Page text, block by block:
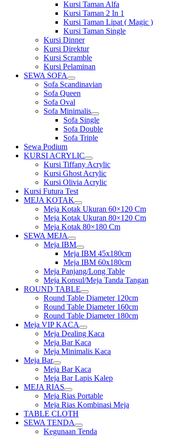
menu
Kursi Taman Alfa
Kursi Taman 2 In 1
Kursi Taman Lipat ( Magic )
Kursi Taman Single
Kursi Dinner
Kursi Direktur
Kursi Scramble
Kursi Pelaminan
SEWA SOFA
Show
sub
menu
Sofa Scandinavian
Sofa Queen
Sofa Oval
Sofa Minimalis
Show
sub
menu
Sofa Single
Sofa Double
Sofa Triple
Sewa Podium
KURSI ACRYLIC
Show
sub
menu
Kursi Tiffany Acrylic
Kursi Ghost Acrylic
Kursi Olivia Acrylic
Kursi Futura Test
MEJA KOTAK
Show
sub
menu
Meja Kotak Ukuran 60×120 Cm
Meja Kotak Ukuran 80×120 Cm
Meja Kotak 80×180 Cm
SEWA MEJA
Show
sub
menu
Meja IBM
Show
sub
menu
Meja IBM 45x180cm
Meja IBM 60x180cm
Meja Panjang/Long Table
Meja Konsul/Meja Tanda Tangan
ROUND TABLE
Show
sub
menu
Round Table Diameter 120cm
Round Table Diameter 160cm
Round Table Diameter 180cm
Meja VIP KACA
Show
sub
menu
Meja Dealing Kaca
Meja Bar Kaca
Meja Minimalis Kaca
Meja Bar
Show
sub
menu
Meja Bar Kaca
Meja Bar Lapis Kalep
MEJA RIAS
Show
sub
menu
Meja Rias Portable
Meja Rias Kombinasi Meja
TABLE CLOTH
SEWA TENDA
Show
sub
Kegunaan Tenda